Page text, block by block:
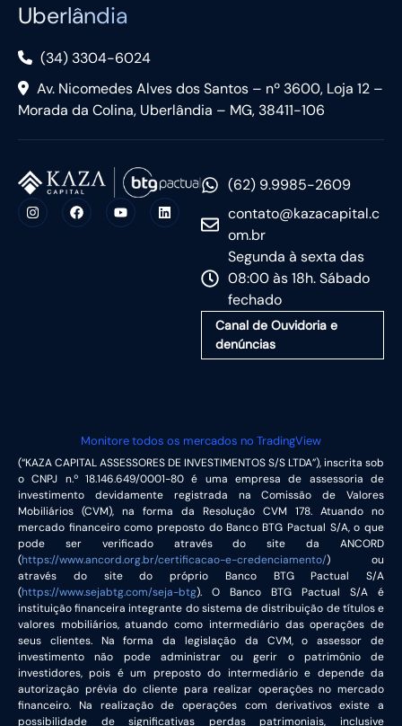
Uberlândia
(34) 3304-6024
Av. Nicomedes Alves dos Santos – nº 3600, Loja 12 –
Morada da Colina, Uberlândia – MG, 38411-106
(62) 9.9985-2609
contato@kazacapital.c
om.br
Segunda à sexta das
08:00 às 18h. Sábado
fechado
Canal de Ouvidoria e
denúncias
Monitore todos os mercados no TradingView
(“KAZA CAPITAL ASSESSORES DE INVESTIMENTOS S/S LTDA”), inscrita sob
o CNPJ n.º 18.146.649/0001-80 é uma empresa de assessoria de
investimento devidamente registrada na Comissão de Valores
Mobiliários (CVM), na forma da Resolução CVM 178. Atuando no
mercado financeiro como preposto do Banco BTG Pactual S/A, o que
pode ser verificado através do site da ANCORD
(https://www.ancord.org.br/certificacao-e-credenciamento/) ou
através do site do próprio Banco BTG Pactual S/A
(https://www.sejabtg.com/seja-btg). O Banco BTG Pactual S/A é
instituição financeira integrante do sistema de distribuição de títulos e
valores mobiliários, atuando como intermediário das operações de
seus clientes. Na forma da legislação da CVM, o assessor de
investimento não pode administrar ou gerir o patrimônio de
investidores, pois é um preposto do intermediário e depende da
autorização prévia do cliente para realizar operações no mercado
financeiro. Na realização de operações com derivativos existe a
possibilidade de significativas perdas patrimoniais, inclusive